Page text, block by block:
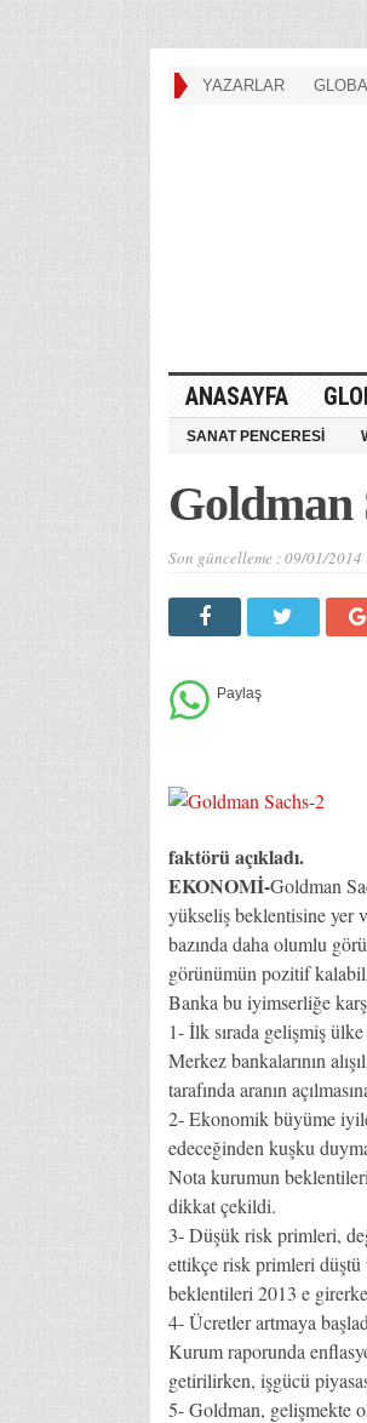
YAZARLAR
ANASAYFA
SANAT PENCERESİ
Goldman
Son güncelleme :09/01/2014
faktörü açıkladı.
EKONOMİ-Goldman
yükseliş beklentisine yer
bazında daha olumlu
görünümün pozitif
Banka bu iyimserliğe
1- İlk sırada gelişmiş
Merkez bankalarının
tarafında aranın
2- Ekonomik büyüme
edeceğinden kuşku
Nota kurumun
dikkat çekildi.
3- Düşük risk primleri,
ettikçe risk primleri düştü
beklentileri 2013 e
4- Ücretler artmaya
Kurum raporunda
getirilirken, işgücü
5- Goldman, gelişmekte